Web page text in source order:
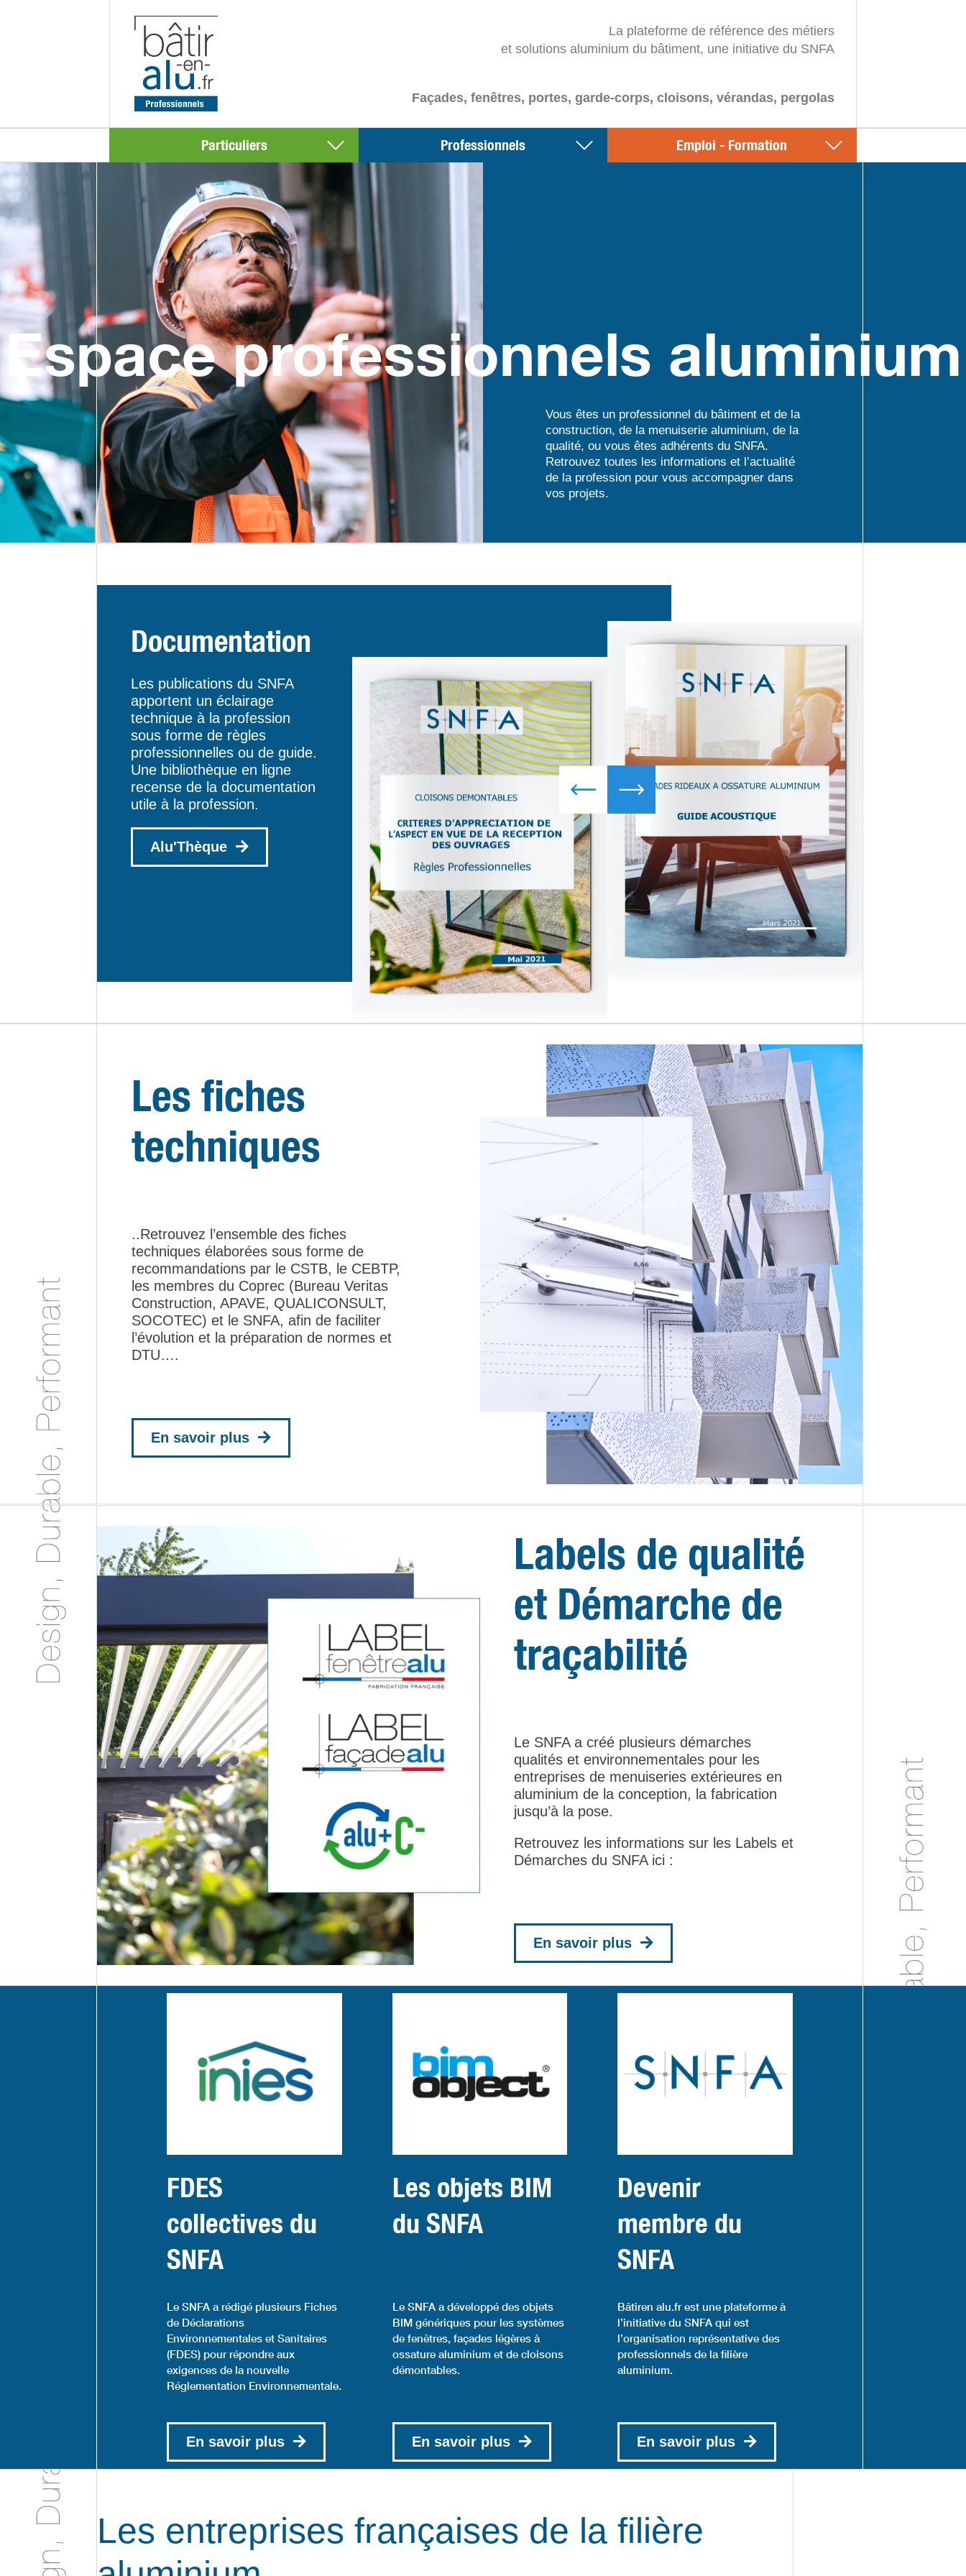
La plateforme de référence des métiers
et solutions aluminium du bâtiment, une initiative du SNFA
Façades, fenêtres, portes, garde-corps, cloisons, vérandas, pergolas
Particuliers Professionnels Emploi - Formation
Espace professionnels aluminium
Vous êtes un professionnel du bâtiment et de la
construction, de la menuiserie aluminium, de la
qualité, ou vous êtes adhérents du SNFA.
Retrouvez toutes les informations et l’actualité
de la profession pour vous accompagner dans
vos projets.
Documentation
Les publications du SNFA
apportent un éclairage
technique à la profession
sous forme de règles
professionnelles ou de guide.
Une bibliothèque en ligne
recense de la documentation
utile à la profession.
Alu'Thèque
Les fiches
techniques
..Retrouvez l’ensemble des fiches
techniques élaborées sous forme de
recommandations par le CSTB, le CEBTP,
les membres du Coprec (Bureau Veritas
Construction, APAVE, QUALICONSULT,
SOCOTEC) et le SNFA, afin de faciliter
l’évolution et la préparation de normes et
DTU….
En savoir plus
Labels de qualité
et Démarche de
traçabilité
Le SNFA a créé plusieurs démarches
qualités et environnementales pour les
entreprises de menuiseries extérieures en
aluminium de la conception, la fabrication
jusqu’à la pose.
Retrouvez les informations sur les Labels et
Démarches du SNFA ici :
En savoir plus
FDES
collectives du
SNFA
Les objets BIM
du SNFA
Devenir
membre du
SNFA
Le SNFA a rédigé plusieurs Fiches
de Déclarations
Environnementales et Sanitaires
(FDES) pour répondre aux
exigences de la nouvelle
Réglementation Environnementale.
Le SNFA a développé des objets
BIM génériques pour les systèmes
de fenêtres, façades légères à
ossature aluminium et de cloisons
démontables.
Bâtiren alu.fr est une plateforme à
l’initiative du SNFA qui est
l’organisation représentative des
professionnels de la filière
aluminium.
En savoir plus En savoir plus En savoir plus
Les entreprises françaises de la filière